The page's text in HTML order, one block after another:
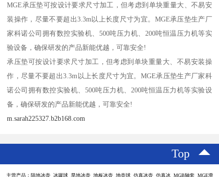
MGE承压垫可按设计要求尺寸加工，但考虑到单块重量大、不易安
装操作，尽量不要超出3.3m以上长度尺寸为宜。MGE承压垫生产厂
家科诺公司拥有数控实验机、500吨压力机、200吨恒温压力机等实
验设备，确保研发的产品新能优越，可靠安全!
承压垫可按设计要求尺寸加工，但考虑到单块重量大、不易安装操
作，尽量不要超出3.3m以上长度尺寸为宜。MGE承压垫生产厂家科
诺公司拥有数控实验机、500吨压力机、200吨恒温压力机等实验设
备，确保研发的产品新能优越，可靠安全!
m.sarah225327.b2b168.com
Top
主营产品：陆地冰壶 冰蹴球 旱地冰壶 地板冰壶 地壶球 仿真冰壶 仿真冰 MGB轴套 MGE滑